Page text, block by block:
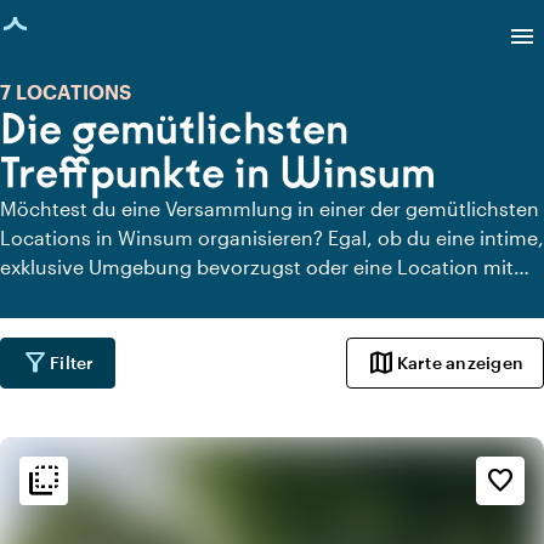
geladen
menu
Die gemütlichsten
Treffpunkte in Winsum
7 LOCATIONS
Möchtest du eine Versammlung in einer der gemütlichsten
Locations in Winsum organisieren? Egal, ob du eine intime,
exklusive Umgebung bevorzugst oder eine Location mit
Winsum, hier ist eine Liste geeigneter Orte, um mit deinen
Kollegen zu feiern.
filter_alt Filter map Karte anzeigen
flip_to_back favorite_border
flip_to_back Ambiente und Ästhetik
info
Ländlich